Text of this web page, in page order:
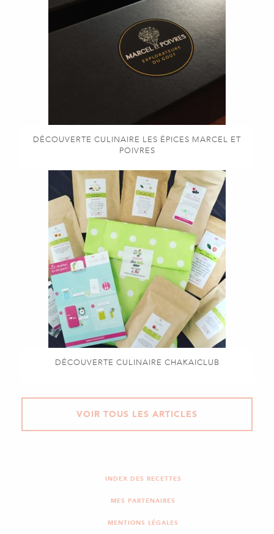
DÉCOUVERTE CULINAIRE LES ÉPICES MARCEL ET
POIVRES
DÉCOUVERTE CULINAIRE CHAKAICLUB
VOIR TOUS LES ARTICLES
INDEX DES RECETTES
MES PARTENAIRES
MENTIONS LÉGALES